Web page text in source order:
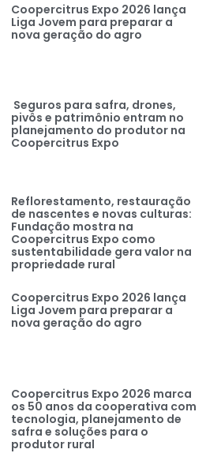
Coopercitrus Expo 2026 lança
Liga Jovem para preparar a
nova geração do agro
Seguros para safra, drones,
pivôs e patrimônio entram no
planejamento do produtor na
Coopercitrus Expo
Reflorestamento, restauração
de nascentes e novas culturas:
Fundação mostra na
Coopercitrus Expo como
sustentabilidade gera valor na
propriedade rural
Coopercitrus Expo 2026 lança
Liga Jovem para preparar a
nova geração do agro
Coopercitrus Expo 2026 marca
os 50 anos da cooperativa com
tecnologia, planejamento de
safra e soluções para o
produtor rural